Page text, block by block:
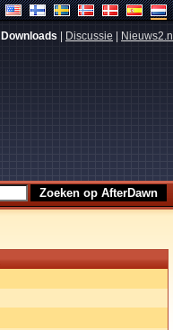
Downloads Discussie Nieuws2.nl